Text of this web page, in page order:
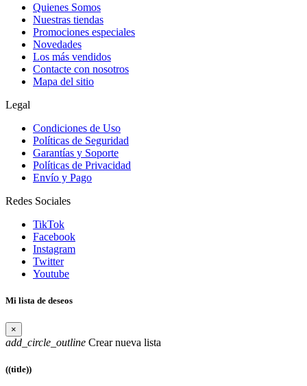
Quienes Somos
Nuestras tiendas
Promociones especiales
Novedades
Los más vendidos
Contacte con nosotros
Mapa del sitio
Legal
Condiciones de Uso
Políticas de Seguridad
Garantías y Soporte
Políticas de Privacidad
Envío y Pago
Redes Sociales
TikTok
Facebook
Instagram
Twitter
Youtube
Mi lista de deseos
×
add_circle_outline Crear nueva lista
((title))